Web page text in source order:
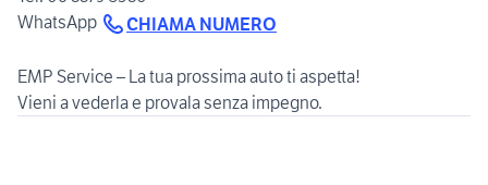
WhatsApp
CHIAMA NUMERO
EMP Service – La tua prossima auto ti aspetta!